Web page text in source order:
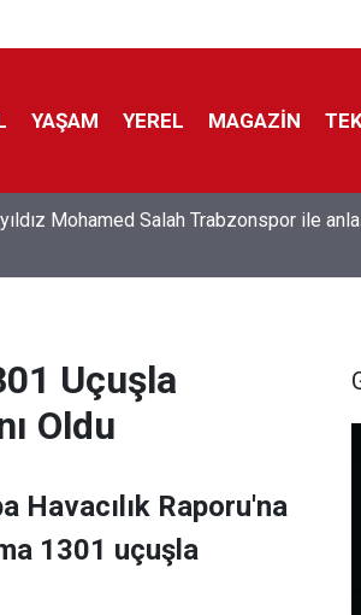
YAŞAM YEREL MAGAZİN
Mohamed Salah Trabzonspor ile
Uçuşla
Oldu
Havacılık Raporu'na
1301 uçuşla